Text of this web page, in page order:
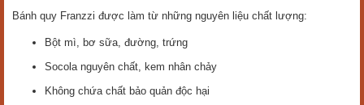
Bánh quy Franzzi được làm từ những nguyên liệu chất lượng:
Bột mì, bơ sữa, đường, trứng
Socola nguyên chất, kem nhân chảy
Không chứa chất bảo quản độc hại